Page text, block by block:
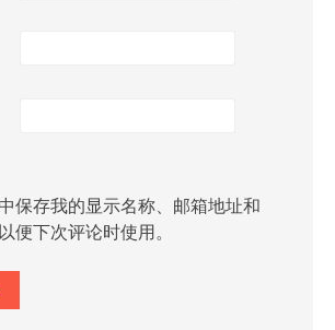
保存我的显示名称、邮箱地址和
便下次评论时使用。